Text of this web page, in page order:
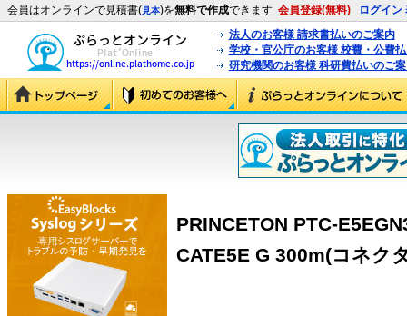
会員はオンラインで見積書(見本)を無料で作成できます 会員登録(無料) ログイン
法人のお客様 請求書払いのご案内
学校・官公庁のお客様 校費・公費
研究機関のお客様 科研費払いのご
PRINCETON PTC-
CATE5E G 300m(コネク